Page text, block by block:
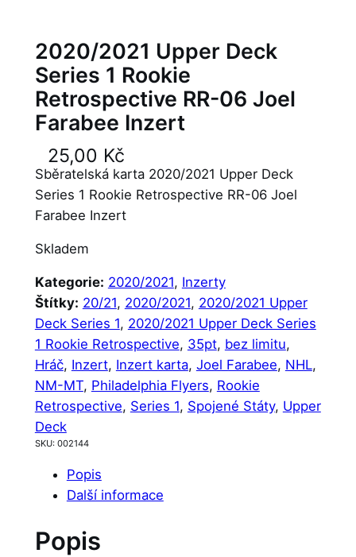
2020/2021 Upper Deck
Series 1 Rookie
Retrospective RR-06 Joel
Farabee Inzert
25,00 Kč
Sběratelská karta 2020/2021 Upper Deck
Series 1 Rookie Retrospective RR-06 Joel
Farabee Inzert
Skladem
Kategorie: 2020/2021, Inzerty
Štítky: 20/21, 2020/2021, 2020/2021 Upper
Deck Series 1, 2020/2021 Upper Deck Series
1 Rookie Retrospective, 35pt, bez limitu
Hráč, Inzert, Inzert karta, Joel Farabee, NHL
NM-MT, Philadelphia Flyers, Rookie
Retrospective, Series 1, Spojené Státy, Upper
Deck
SKU: 002144
Popis
Další informace
Popis